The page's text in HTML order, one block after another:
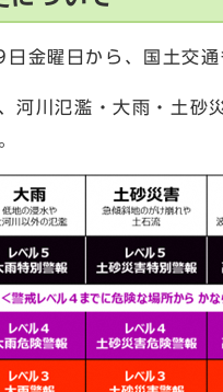
曜日から、国土交通
河川氾濫・大雨・土